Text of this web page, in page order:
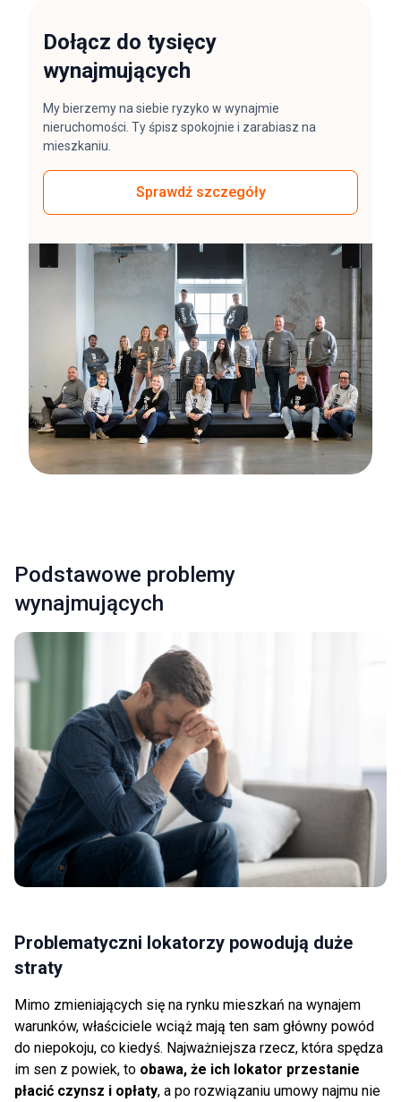
Dołącz do tysięcy
wynajmujących
My bierzemy na siebie ryzyko w wynajmie
nieruchomości. Ty śpisz spokojnie i zarabiasz na
mieszkaniu.
Sprawdź szczegóły
Podstawowe problemy
wynajmujących
Problematyczni lokatorzy powodują duże
straty
Mimo zmieniających się na rynku mieszkań na wynajem
warunków, właściciele wciąż mają ten sam główny powód
do niepokoju, co kiedyś. Najważniejsza rzecz, która spędza
im sen z powiek, to obawa, że ich lokator przestanie
płacić czynsz i opłaty, a po rozwiązaniu umowy najmu nie